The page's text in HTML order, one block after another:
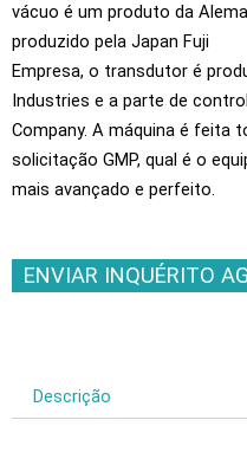
vácuo é um produto da
produzido pela Japan Fuji
Empresa, o transdutor é
Industries e a parte de
Company. A máquina é feita
solicitação GMP, qual é o
mais avançado e perfeito.
ENVIAR INQUÉRITO
Descrição